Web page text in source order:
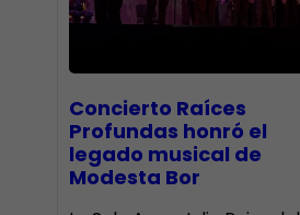
​Concierto Raíces
Profundas honró el
legado musical de
Modesta Bor